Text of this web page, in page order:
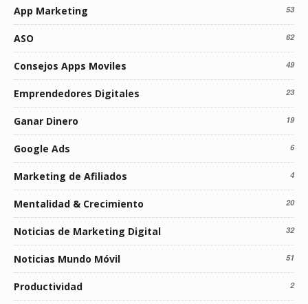
App Marketing 53
ASO 62
Consejos Apps Moviles 49
Emprendedores Digitales 23
Ganar Dinero 19
Google Ads 6
Marketing de Afiliados 4
Mentalidad & Crecimiento 20
Noticias de Marketing Digital 32
Noticias Mundo Móvil 51
Productividad 2